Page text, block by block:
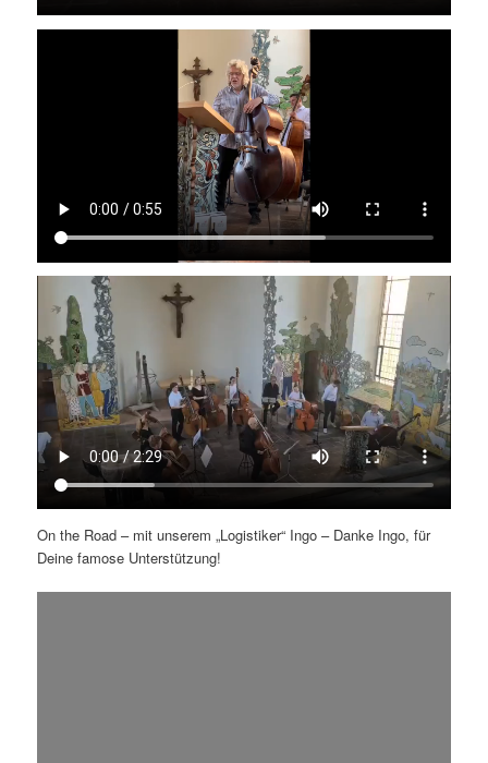
On the Road – mit unserem „Logistiker“ Ingo – Danke Ingo, für
Deine famose Unterstützung!